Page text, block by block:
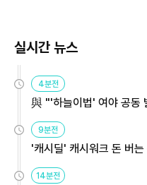
실시간 뉴스
4분전
與 "'하늘이법' 여야 공동
9분전
'캐시딜' 캐시워크 돈 버
14분전